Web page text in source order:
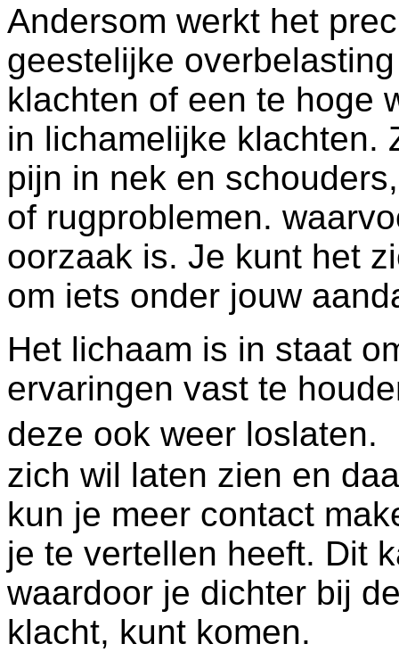
Andersom werkt het
geestelijke
klachten of een te hoge
in lichamelijke klachten.
pijn in nek en
of rugproblemen.
oorzaak is. Je kunt het
om iets onder jouw
Het lichaam is in staat
ervaringen vast te
deze ook weer
zich wil laten zien en
kun je meer contact
je te vertellen heeft. Dit
waardoor je dichter bij
klacht, kunt komen.